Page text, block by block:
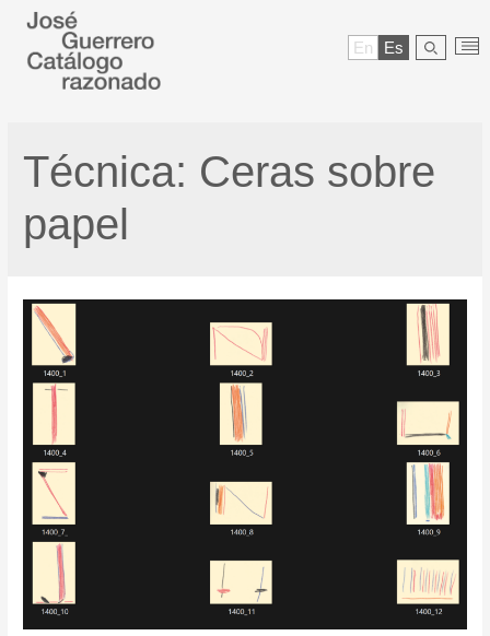
En Es
Técnica: Ceras sobre
papel